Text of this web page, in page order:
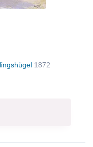
1872